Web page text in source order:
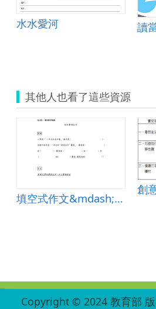
水水愛河
其他人也看了這些資源
填空式作文&mdash;我的暑假生活
創
Copyright © 2024 教育部